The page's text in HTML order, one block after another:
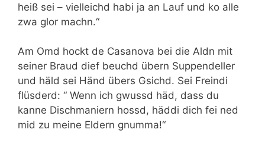
heiß sei – vielleichd habi ja an Lauf und ko alle
zwa glor machn.“
Am Omd hockt de Casanova bei die Aldn mit
seiner Braud dief beuchd übern Suppendeller
und häld sei Händ übers Gsichd. Sei Freindi
flüsderd: “ Wenn ich gwussd häd, dass du
kanne Dischmaniern hossd, häddi dich fei ned
mid zu meine Eldern gnumma!“